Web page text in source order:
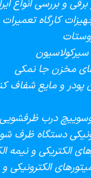
و بررسی انواع
کارگاه
مخزن جا نمکی
و مایع شفاف
درب ظرفشویی
دستگاه ظرف
الکتریکی و نیمه